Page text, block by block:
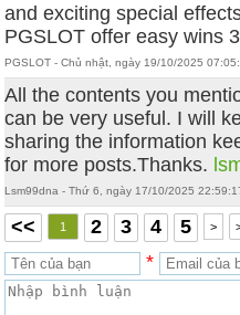
and exciting special
PGSLOT offer easy wins
PGSLOT - Chủ nhật, ngày 19/10/2025
All the contents you
can be very useful. I will
sharing the information
for more posts.Thanks.
Lsm99dna - Thứ 6, ngày 17/10/2025
<< 1 2 3 4 5 >
*